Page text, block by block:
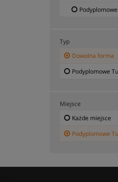
Typ
Dowolna forma
Podyplomowe
Miejsce
Każde miejsce
Podyplomowe